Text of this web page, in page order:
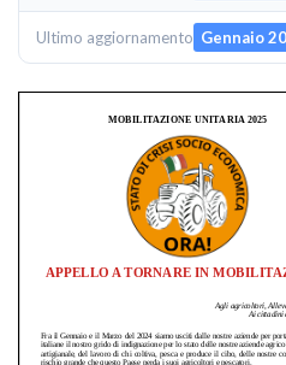
Ultimo aggiornamento Gennaio